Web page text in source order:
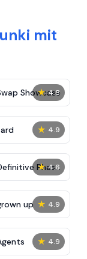
mit
★ 4.8
Showcase
★ 4.9
★ 4.6
Phase
★ 4.9
up
★ 4.9